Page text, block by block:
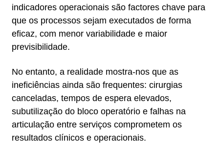
indicadores operacionais são factores chave para
que os processos sejam executados de forma
eficaz, com menor variabilidade e maior
previsibilidade.
No entanto, a realidade mostra-nos que as
ineficiências ainda são frequentes: cirurgias
canceladas, tempos de espera elevados,
subutilização do bloco operatório e falhas na
articulação entre serviços comprometem os
resultados clínicos e operacionais.